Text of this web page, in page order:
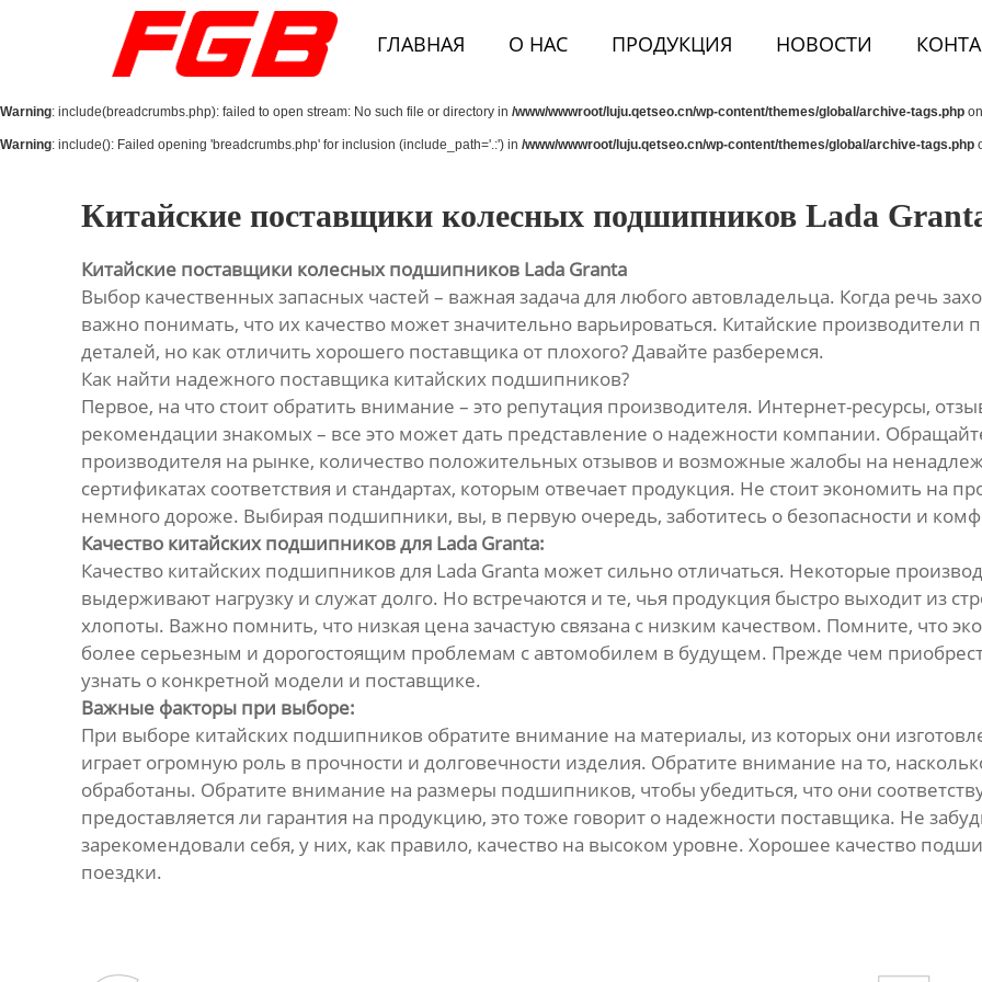
ГЛАВНАЯ О НАС ПРОДУКЦИЯ НОВОСТИ
Продукция
Warning: include(breadcrumbs.php): failed to open stream: No such file or directory in /www/wwwroot/luju.qetseo.cn/wp-content/themes/global/archive-tags.php
Warning: include(): Failed opening 'breadcrumbs.php' for inclusion (include_path='.:') in /www/wwwroot/luju.qetseo.cn/wp-content/themes/global/archive-tags.php
Китайские поставщики колесных подшипников Lada
Китайские поставщики колесных подшипников Lada Granta
Выбор качественных запасных частей – важная задача для любого автовладельца. Когда речь
важно понимать, что их качество может значительно варьироваться. Китайские производители
деталей, но как отличить хорошего поставщика от плохого? Давайте разберемся.
Как найти надежного поставщика китайских подшипников?
Первое, на что стоит обратить внимание – это репутация производителя. Интернет-ресурсы,
рекомендации знакомых – все это может дать представление о надежности компании.
производителя на рынке, количество положительных отзывов и возможные жалобы на
сертификатах соответствия и стандартах, которым отвечает продукция. Не стоит экономить на
немного дороже. Выбирая подшипники, вы, в первую очередь, заботитесь о безопасности и
Качество китайских подшипников для Lada Granta:
Качество китайских подшипников для Lada Granta может сильно отличаться. Некоторые
выдерживают нагрузку и служат долго. Но встречаются и те, чья продукция быстро выходит из
хлопоты. Важно помнить, что низкая цена зачастую связана с низким качеством. Помните, что
более серьезным и дорогостоящим проблемам с автомобилем в будущем. Прежде чем
узнать о конкретной модели и поставщике.
Важные факторы при выборе:
При выборе китайских подшипников обратите внимание на материалы, из которых они
играет огромную роль в прочности и долговечности изделия. Обратите внимание на то,
обработаны. Обратите внимание на размеры подшипников, чтобы убедиться, что они
предоставляется ли гарантия на продукцию, это тоже говорит о надежности поставщика. Не
зарекомендовали себя, у них, как правило, качество на высоком уровне. Хорошее качество
поездки.